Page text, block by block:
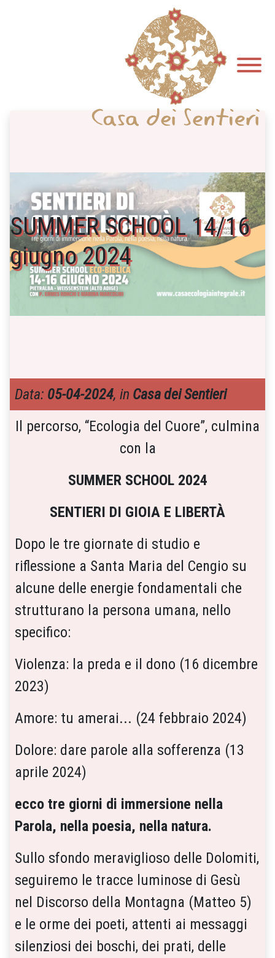
SUMMER SCHOOL 14/16
giugno 2024
Data: 05-04-2024, in Casa dei Sentieri
Il percorso, “Ecologia del Cuore”, culmina
con la
SUMMER SCHOOL 2024
SENTIERI DI GIOIA E LIBERTÀ
Dopo le tre giornate di studio e
riflessione a Santa Maria del Cengio su
alcune delle energie fondamentali che
strutturano la persona umana, nello
specifico:
Violenza: la preda e il dono (16 dicembre
2023)
Amore: tu amerai... (24 febbraio 2024)
Dolore: dare parole alla sofferenza (13
aprile 2024)
ecco tre giorni di immersione nella
Parola, nella poesia, nella natura.
Sullo sfondo meraviglioso delle Dolomiti,
seguiremo le tracce luminose di Gesù
nel Discorso della Montagna (Matteo 5)
e le orme dei poeti, attenti ai messaggi
silenziosi dei boschi, dei prati, delle